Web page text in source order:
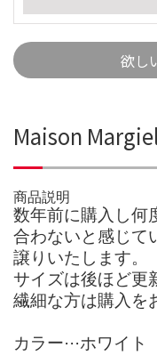
欲し
Maison
商品説明
数年前に購入し何
合わないと感じて
譲りいたします。
サイズは後ほど更
繊細な方は購入を
カラー···ホワイト